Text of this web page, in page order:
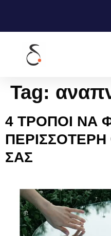
Tag:
4 ΤΡΟΠΟΙ ΝΑ
ΣΑΣ